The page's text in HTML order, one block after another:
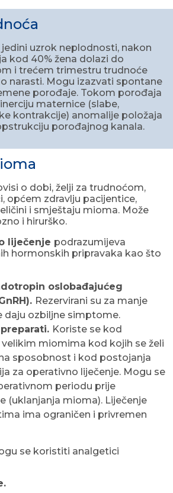
uzrok neplodnosti, nakon
kod 40% žena dolazi do
i trećem trimestru trudnoće
narasti. Mogu izazvati spontane
porođaje. Tokom porođaja
maternice (slabe,
kontrakcije) anomalije položaja
porođajnog kanala.
o dobi, želji za trudnoćom,
općem zdravlju pacijentice,
i smještaju mioma. Može
i hirurško.
liječenje podrazumijeva
hormonskih pripravaka kao što
oslobađajućeg
Rezervirani su za manje
daju ozbiljne simptome.
Koriste se kod
miomima kod kojih se želi
sposobnost i kod postojanja
za operativno liječenje. Mogu se
periodu prije
(uklanjanja mioma). Liječenje
ima ograničen i privremen
se koristiti analgetici